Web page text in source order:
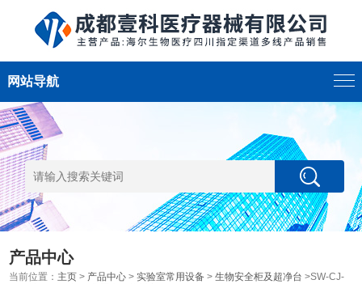
网站导航
产品中心
当前位置： 主页 > 产品中心 >实验室常用设备 >生物安全柜及超净台 >SW-CJ-